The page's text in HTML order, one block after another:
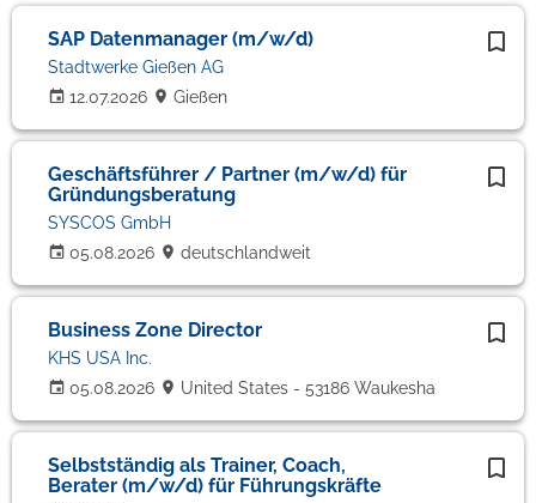
SAP Datenmanager (m/w/d)
12.07.2026
Stadtwerke Gießen AG
Gießen
Geschäftsführer / Partner (m/w/d) für
Gründungsberatung
05.08.2026
SYSCOS GmbH
deutschlandweit
Business Zone Director
05.08.2026
KHS USA Inc.
United States - 53186 Waukesha
Selbstständig als Trainer, Coach,
Berater (m/w/d) für Führungskräfte